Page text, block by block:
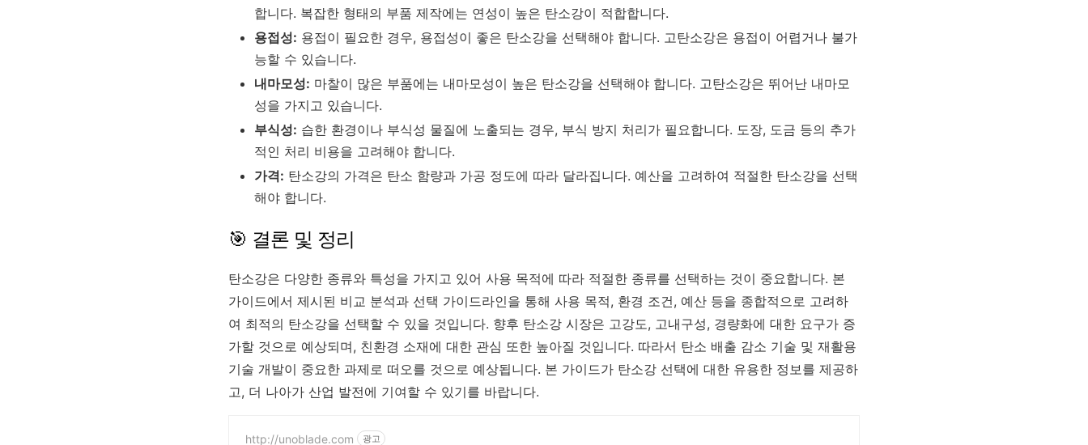
합니다. 복잡한 형태의 부품 제작에는 연성이 높은 탄소강이 적합합니다.
용접성: 용접이 필요한 경우, 용접성이 좋은 탄소강을 선택해야 합니다. 고탄소강은 용접이 어렵거나 불가
능할 수 있습니다.
내마모성: 마찰이 많은 부품에는 내마모성이 높은 탄소강을 선택해야 합니다. 고탄소강은 뛰어난 내마모
성을 가지고 있습니다.
부식성: 습한 환경이나 부식성 물질에 노출되는 경우, 부식 방지 처리가 필요합니다. 도장, 도금 등의 추가
적인 처리 비용을 고려해야 합니다.
가격: 탄소강의 가격은 탄소 함량과 가공 정도에 따라 달라집니다. 예산을 고려하여 적절한 탄소강을 선택
해야 합니다.
🎯 결론 및 정리
탄소강은 다양한 종류와 특성을 가지고 있어 사용 목적에 따라 적절한 종류를 선택하는 것이 중요합니다. 본
가이드에서 제시된 비교 분석과 선택 가이드라인을 통해 사용 목적, 환경 조건, 예산 등을 종합적으로 고려하
여 최적의 탄소강을 선택할 수 있을 것입니다. 향후 탄소강 시장은 고강도, 고내구성, 경량화에 대한 요구가 증
가할 것으로 예상되며, 친환경 소재에 대한 관심 또한 높아질 것입니다. 따라서 탄소 배출 감소 기술 및 재활용
기술 개발이 중요한 과제로 떠오를 것으로 예상됩니다. 본 가이드가 탄소강 선택에 대한 유용한 정보를 제공하
고, 더 나아가 산업 발전에 기여할 수 있기를 바랍니다.
http://unoblade.com 광고